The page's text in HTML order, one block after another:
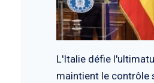
L'Italie défie
maintient le contrôle